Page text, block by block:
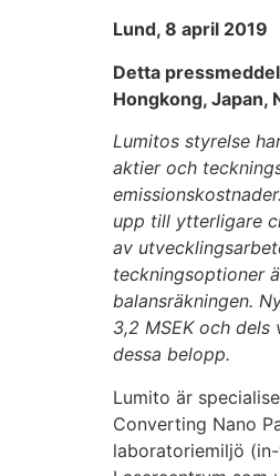
Lund, 8 april 2019
Detta
Hongkong, Japan,
Lumitos styrelse
aktier och
upp till ytterligare
av
teckningsoptioner
balansräkningen.
3,2 MSEK och
dessa belopp.
Lumito är
Converting Nano
laboratoriemiljö